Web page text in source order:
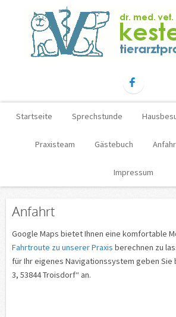
Startseite Sprechstunde
Praxisteam Gästebuch
Impressum
Anfahrt
Google Maps bietet Ihnen eine komfortable
Fahrtroute zu unserer Praxis berechnen zu
für Ihr eigenes Navigationssystem geben Sie
3, 53844 Troisdorf“ an.